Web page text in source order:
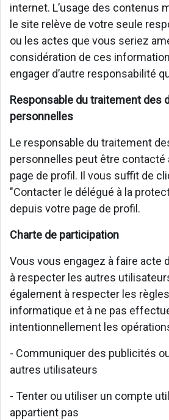
internet. L’usage des contenus
le site relève de votre seule
ou les actes que vous seriez
considération de ces
engager d’autre responsabilité
Responsable du traitement des
personnelles
Le responsable du traitement
personnelles peut être contacté
page de profil. Il vous suffit de
"Contacter le délégué à la
depuis votre page de profil.
Charte de participation
Vous vous engagez à faire acte
à respecter les autres
également à respecter les
informatique et à ne pas
intentionnellement les
- Communiquer des publicités
autres utilisateurs
- Tenter ou utiliser un compte
appartient pas